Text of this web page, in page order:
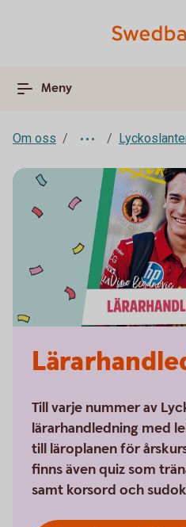
Meny
Om oss
Till varje nummer av
lärarhandledning med
till läroplanen för
finns även quiz som
samt korsord och